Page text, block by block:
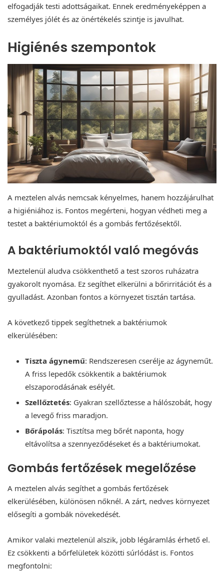
elfogadják testi adottságaikat. Ennek eredményeképpen a
személyes jólét és az önértékelés szintje is javulhat.
Higiénés szempontok
A meztelen alvás nemcsak kényelmes, hanem hozzájárulhat
a higiéniához is. Fontos megérteni, hogyan védheti meg a
testet a baktériumoktól és a gombás fertőzésektől.
A baktériumoktól való megóvás
Meztelenül aludva csökkenthető a test szoros ruházatra
gyakorolt nyomása. Ez segíthet elkerülni a bőrirritációt és a
gyulladást. Azonban fontos a környezet tisztán tartása.
A következő tippek segíthetnek a baktériumok
elkerülésében:
Tiszta ágynemű: Rendszeresen cserélje az ágyneműt.
A friss lepedők csökkentik a baktériumok
elszaporodásának esélyét.
Szellőztetés: Gyakran szellőztesse a hálószobát, hogy
a levegő friss maradjon.
Bőrápolás: Tisztítsa meg bőrét naponta, hogy
eltávolítsa a szennyeződéseket és a baktériumokat.
Gombás fertőzések megelőzése
A meztelen alvás segíthet a gombás fertőzések
elkerülésében, különösen nőknél. A zárt, nedves környezet
elősegíti a gombák növekedését.
Amikor valaki meztelenül alszik, jobb légáramlás érhető el.
Ez csökkenti a bőrfelületek közötti súrlódást is. Fontos
megfontolni: